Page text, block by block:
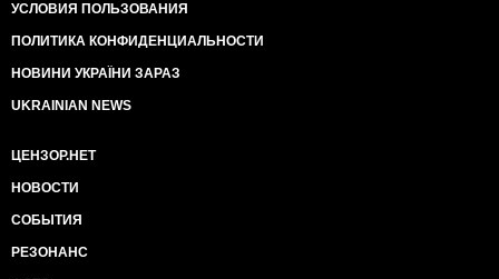
УСЛОВИЯ ПОЛЬЗОВАНИЯ
ПОЛИТИКА КОНФИДЕНЦИАЛЬНОСТИ
НОВИНИ УКРАЇНИ ЗАРАЗ
UKRAINIAN NEWS
ЦЕНЗОР.НЕТ
НОВОСТИ
СОБЫТИЯ
РЕЗОНАНС